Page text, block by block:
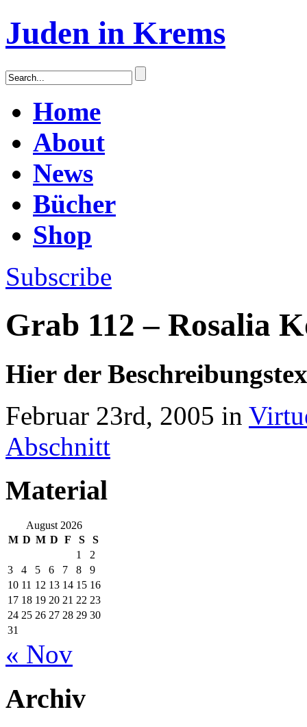
Juden in Krems
Home
About
News
Bücher
Shop
Subscribe
Grab 112 – Rosalia
Hier der
Februar 23rd, 2005 in
Abschnitt
Material
August 2026
M D M D F S
S
1
2
3
4 5 6 7 8
9
10 11 12 13 14 15 16
17 18 19 20 21 22 23
24 25 26 27 28 29 30
31
« Nov
Archiv